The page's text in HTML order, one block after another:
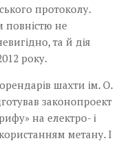
протоколу.
не
та й дія
року.
шахти ім. О.
законопроект
на електро- і
метану. І